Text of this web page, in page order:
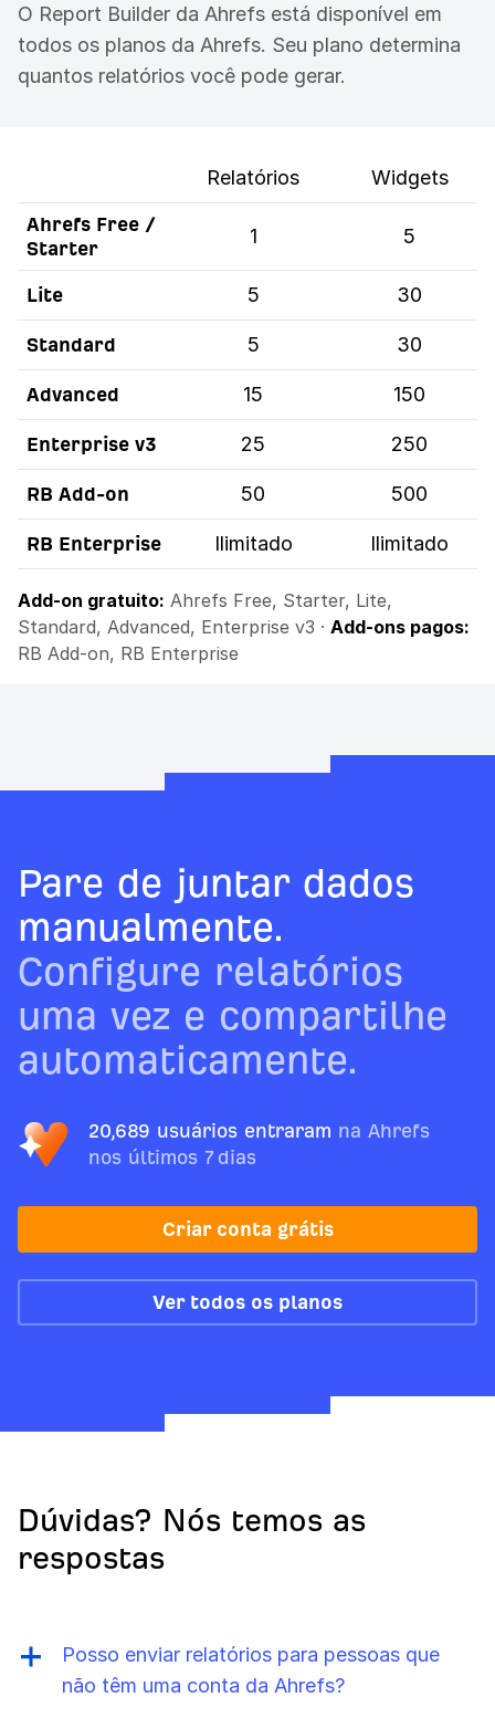
O Report Builder da Ahrefs está disponível em
todos os planos da Ahrefs. Seu plano determina
quantos relatórios você pode gerar.
Relatórios Widgets
Ahrefs Free /
Starter
1 5
Lite 5 30
Standard 5 30
Advanced 15 150
Enterprise v3 25 250
RB Add-on 50 500
RB Enterprise Ilimitado Ilimitado
Add-on gratuito: Ahrefs Free, Starter, Lite,
Standard, Advanced, Enterprise v3 · Add-ons pagos:
RB Add-on, RB Enterprise
Pare de juntar dados
manualmente.
Configure relatórios
uma vez e compartilhe
automaticamente.
20,689 usuários entraram na Ahrefs
nos últimos 7 dias
Criar conta grátis
Ver todos os planos
Dúvidas? Nós temos as
respostas
Posso enviar relatórios para pessoas que
não têm uma conta da Ahrefs?